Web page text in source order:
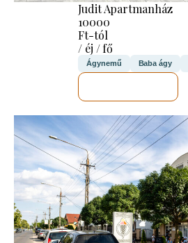
Judit Apartmanház
10000
Ft-tól
/ éj / fő
Ágynemű Baba ágy